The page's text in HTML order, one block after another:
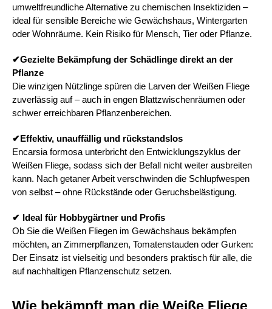
umweltfreundliche Alternative zu chemischen Insektiziden –
ideal für sensible Bereiche wie Gewächshaus, Wintergarten
oder Wohnräume. Kein Risiko für Mensch, Tier oder Pflanze.
✔Gezielte Bekämpfung der Schädlinge direkt an der
Pflanze
Die winzigen Nützlinge spüren die Larven der Weißen Fliege
zuverlässig auf – auch in engen Blattzwischenräumen oder
schwer erreichbaren Pflanzenbereichen.
✔ Effektiv, unauffällig und rückstandslos
Encarsia formosa unterbricht den Entwicklungszyklus der
Weißen Fliege, sodass sich der Befall nicht weiter ausbreiten
kann. Nach getaner Arbeit verschwinden die Schlupfwespen
von selbst – ohne Rückstände oder Geruchsbelästigung.
✔ Ideal für Hobbygärtner und Profis
Ob Sie die Weißen Fliegen im Gewächshaus bekämpfen
möchten, an Zimmerpflanzen, Tomatenstauden oder Gurken:
Der Einsatz ist vielseitig und besonders praktisch für alle, die
auf nachhaltigen Pflanzenschutz setzen.